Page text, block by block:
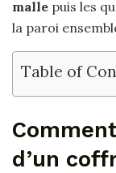
malle puis les
la paroi
Table of
d’un